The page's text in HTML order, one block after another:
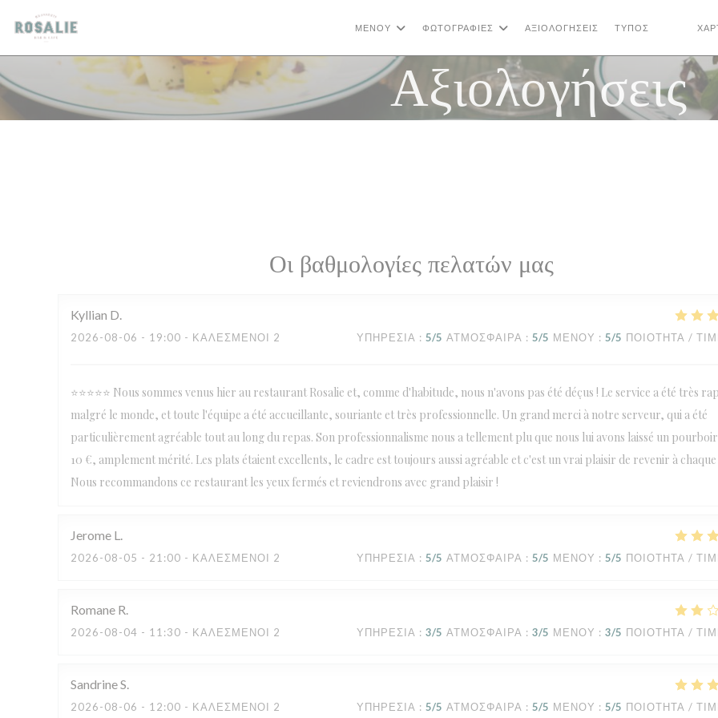
Πίνακας διαχείρισης "Μπισκότων" (Cookies)
ΜΕΝΟΎ ΦΩΤΟΓΡΑΦΊΕΣ ΑΞΙΟΛΟΓΉΣΕΙΣ ΤΎΠΟΣ
Αξιολογήσεις
Οι βαθμολογίες πελατών μας
Kyllian D
2026-08-06 - 19:00 - ΚΑΛΕΣΜΈΝΟΙ 2 ΥΠΗΡΕΣΊΑ : 5/5 ΑΤΜΌΣΦΑΙΡΑ : 5/5 ΜΕΝΟΎ : 5/5 ΠΟΙΌΤΗΤΑ /
⭐⭐⭐⭐⭐ Nous sommes venus hier au restaurant Rosalie et, comme d'habitude, nous n'avons pas été déçus ! Le service a été très
malgré le monde, et toute l'équipe a été accueillante, souriante et très professionnelle. Un grand merci à notre serveur, qui a été
particulièrement agréable tout au long du repas. Son professionnalisme nous a tellement plu que nous lui avons laissé un
10 €, amplement mérité. Les plats étaient excellents, le cadre est toujours aussi agréable et c'est un vrai plaisir de revenir à chaque
Nous recommandons ce restaurant les yeux fermés et reviendrons avec grand plaisir !
Jerome L
2026-08-05 - 21:00 - ΚΑΛΕΣΜΈΝΟΙ 2 ΥΠΗΡΕΣΊΑ : 5/5 ΑΤΜΌΣΦΑΙΡΑ : 5/5 ΜΕΝΟΎ : 5/5 ΠΟΙΌΤΗΤΑ /
Romane R
2026-08-04 - 11:30 - ΚΑΛΕΣΜΈΝΟΙ 2 ΥΠΗΡΕΣΊΑ : 3/5 ΑΤΜΌΣΦΑΙΡΑ : 3/5 ΜΕΝΟΎ : 3/5 ΠΟΙΌΤΗΤΑ /
SandrineS
2026-08-06 - 12:00 - ΚΑΛΕΣΜΈΝΟΙ 2 ΥΠΗΡΕΣΊΑ : 5/5 ΑΤΜΌΣΦΑΙΡΑ : 5/5 ΜΕΝΟΎ : 5/5 ΠΟΙΌΤΗΤΑ /